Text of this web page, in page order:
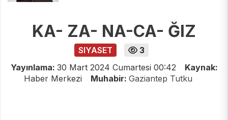
KA- ZA- NA-CA- ĞIZ
SIYASET
3
Yayınlama: 30 Mart 2024 Cumartesi 00:42
Kaynak:
Haber Merkezi
Muhabir: Gaziantep Tutku